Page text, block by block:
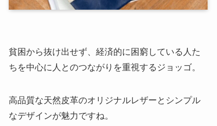
貧困から抜け出せず、経済的に困窮している人た
ちを中心に人とのつながりを重視するジョッゴ。
高品質な天然皮革のオリジナルレザーとシンプル
なデザインが魅力ですね。